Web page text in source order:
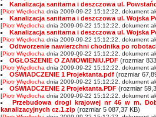
Kanalizacja sanitarna i deszczowa ul.
[Piotr Więdłocha dnia 2009-09-22 15:12:22, dokument
Kanalizacja sanitarna i deszczowa ul. Wojska
[Piotr Więdłocha dnia 2009-09-22 15:12:22, dokument
Kanalizacja sanitarna i deszczowa ul. Wojska
[Piotr Więdłocha dnia 2009-09-22 15:12:22, dokument
Odtworzenie nawierzchni chodnika po
[Piotr Więdłocha dnia 2009-09-22 15:12:22, dokument
OGŁOSZENIE O ZAMÓWIENIU.PDF(rozmiar
[Piotr Więdłocha dnia 2009-09-22 15:12:22, dokument
OŚWIADCZENIE 1 Projektanta.pdf(rozmiar
[Piotr Więdłocha dnia 2009-09-22 15:12:22, dokument
OŚWIADCZENIE 2 Projektanta.PDF(rozmiar
[Piotr Więdłocha dnia 2009-09-22 15:12:22, dokument
Przebudowa drogi krajowej nr 46 w m.
kanalizacyjnych cz.1.zip (rozmiar 5 087,37 KB)